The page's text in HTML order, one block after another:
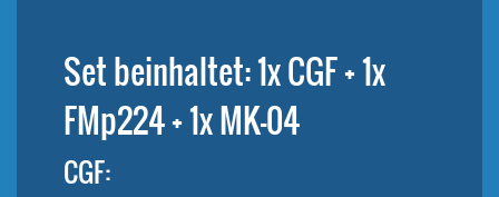
Set beinhaltet: 1x CGF + 1x
FMp224 + 1x MK-04
CGF: